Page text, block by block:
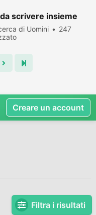
Filtra i risultati
scrivere insieme
di Uomini
247
Creare un account